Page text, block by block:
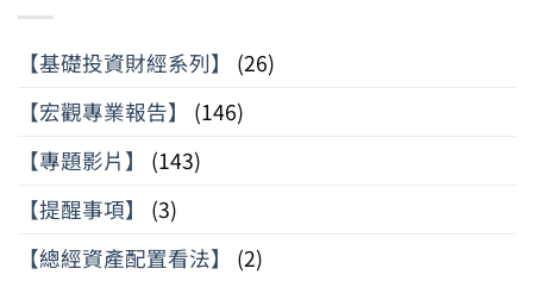
【基礎投資財經系列】
(26)
【宏觀專業報告】
(146)
【專題影片】
(143)
【提醒事項】
(3)
【總經資產配置看法】
(2)